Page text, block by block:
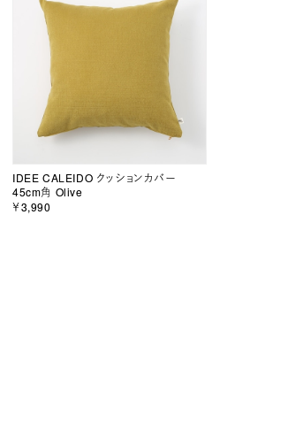
IDEE CALEIDO クッションカバー
45cm角 Olive
￥3,990